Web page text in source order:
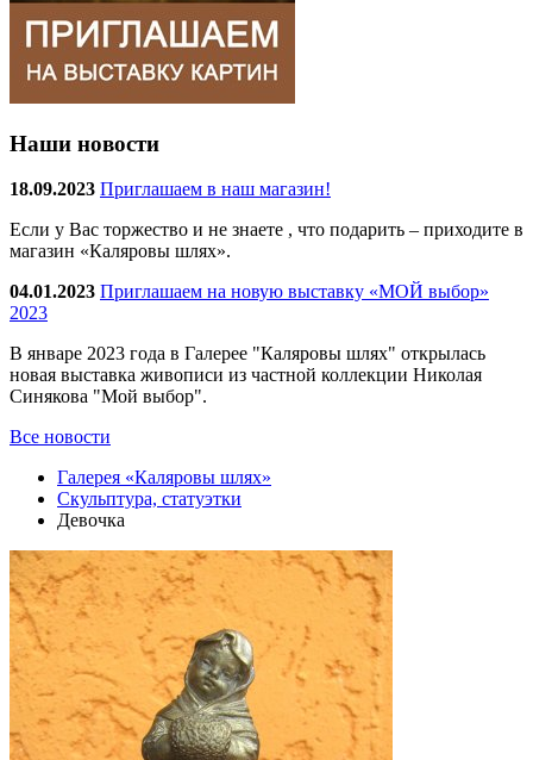
Наши новости
18.09.2023 Приглашаем в наш магазин!
Если у Вас торжество и не знаете , что подарить – приходите в
магазин «Каляровы шлях».
04.01.2023 Приглашаем на новую выставку «МОЙ выбор»
2023
В январе 2023 года в Галерее "Каляровы шлях" открылась
новая выставка живописи из частной коллекции Николая
Синякова "Мой выбор".
Все новости
Галерея «Каляровы шлях»
Скульптура, статуэтки
Девочка